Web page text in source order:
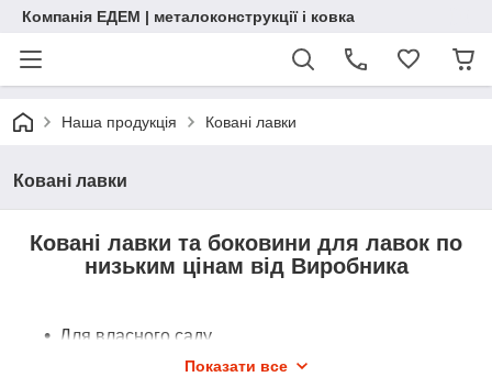
Компанія ЕДЕМ | металоконструкції і ковка
Наша продукція Ковані лавки
Ковані лавки
Ковані лавки та боковини для лавок по
низьким цінам від Виробника
Для власного саду
Для паркової зониПоказати все